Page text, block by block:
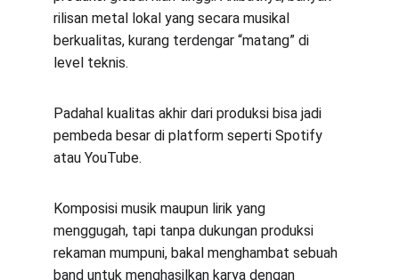
rilisan metal lokal yang secara musikal
berkualitas, kurang terdengar “matang” di
level teknis.
Padahal kualitas akhir dari produksi bisa jadi
pembeda besar di platform seperti Spotify
atau YouTube.
Komposisi musik maupun lirik yang
menggugah, tapi tanpa dukungan produksi
rekaman mumpuni, bakal menghambat sebuah
band untuk menghasilkan karya dengan